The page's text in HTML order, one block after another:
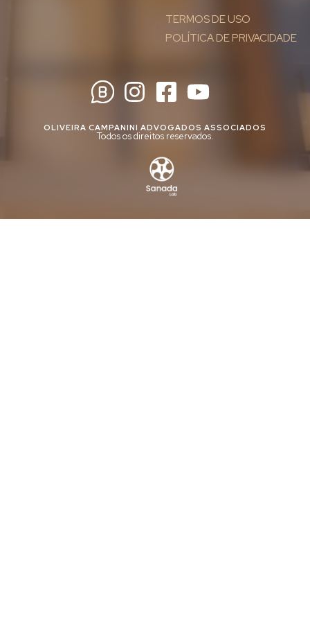
TERMOS DE USO
POLÍTICA DE PRIVACIDADE
OLIVEIRA CAMPANINI ADVOGADOS ASSOCIADOS
Todos os direitos reservados.